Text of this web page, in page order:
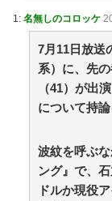
共感必至の“日
【神企業】
MAP(総合)
タビューに登
に / anaguro -
【仰天】昔
ない設定の少
1: 名無しのコロッケ
7月11日放送
系）に、先
（41）が出
について持
波紋を呼ぶ
ング』で、
ドルか現役